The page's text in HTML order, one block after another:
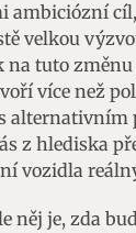
ambiciózní
velkou
na tuto
více než
alternativním
z hlediska
vozidla
něj je, zda